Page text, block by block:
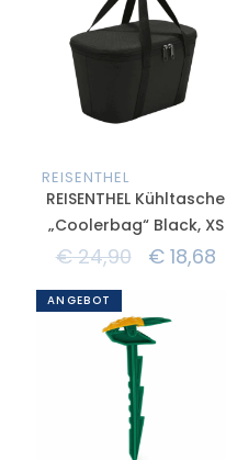
REISENTHEL
REISENTHEL Kühltasche
„Coolerbag“ Black, XS
€24,90 €18,68
ANGEBOT